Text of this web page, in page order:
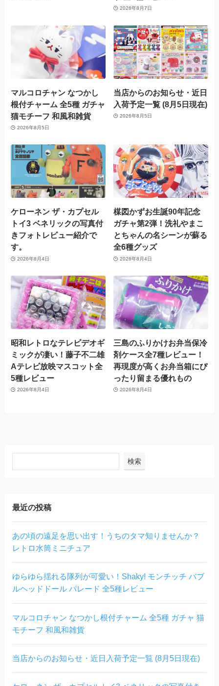
2026年8月7日
マルコロチャン なつかし
根付チャーム 全5種 ガチャ
猫モチーフ 和風和雑貨
2026年8月5日
当店からのお知らせ・近日
入荷予定一覧 (8月5日現在)
2026年8月5日
ケローネン ザ・カプセル
トイ3 ベネリックの写真付
きフォトレビュー紹介で
す。
2026年8月4日
楳図かずお生誕90年記念
ガチャ第2弾！洗礼やまこ
とちゃんの名シーンが蘇る
全6種グッズ
2026年8月4日
昭和レトロなテレビデオギ
ミックが凄い！藤子不二雄
Aテレビ放映マスコット全
5種レビュー
2026年8月4日
三島のふりかけお弁当保冷
剤ケース全7種レビュー！
再現度が高くお弁当箱にぴ
ったり留まる優れもの
2026年8月4日
検索
最近の投稿
あの頃の遠足を思い出す！うちのタマ知りませんか？
レトロ水筒ミニチュア
ゆらゆら揺れる隊列が可愛い！Shaky! モンチッチ バブ
ルヘッドドール パレード 全5種レビュー
マルコロチャン なつかし根付チャーム 全5種 ガチャ 猫
モチーフ 和風和雑貨
当店からのお知らせ・近日入荷予定一覧 (8月5日現在)